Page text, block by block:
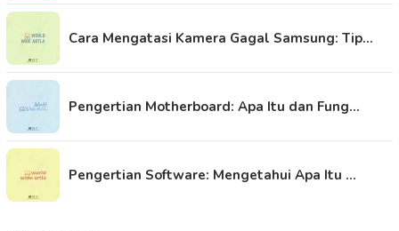
Cara Mengatasi Kamera Gagal Samsung: Tip…
Pengertian Motherboard: Apa Itu dan Fung…
Pengertian Software: Mengetahui Apa Itu …